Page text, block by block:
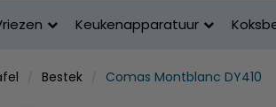
Keukenapparatuur
Bestek Comas Montblanc DY410